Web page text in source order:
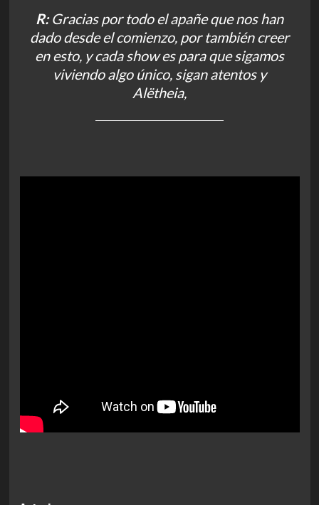
R:Gracias por todo el apañe que nos han
dado desde el comienzo, por también creer
en esto, y cada show es para que sigamos
viviendo algo único, sigan atentos y
Alëtheia,